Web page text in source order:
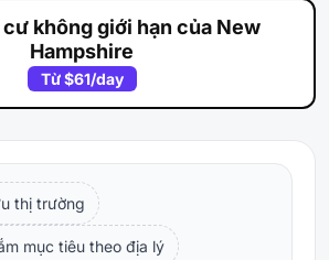
không giới hạn của New
Hampshire
Từ$61/day
thị trường
mục tiêu theo địa lý